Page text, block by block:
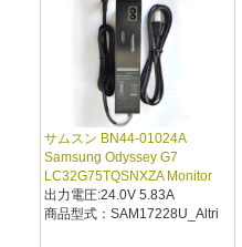
サムスン BN44-01024A
Samsung Odyssey G7
LC32G75TQSNXZA Monitor
出力電圧:24.0V 5.83A
商品型式：SAM17228U_Altri